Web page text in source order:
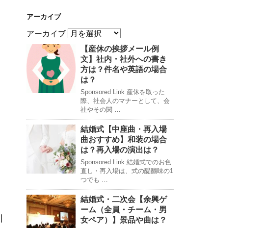
アーカイブ
アーカイブ
【産休の挨拶メール例
文】社内・社外への書き
方は？件名や英語の場合
は？
Sponsored Link 産休を取った
際、社会人のマナーとして、会
社やその関 …
結婚式【中座曲・再入場
曲おすすめ】和装の場合
は？再入場の演出は？
Sponsored Link 結婚式でのお色
直し・再入場は、式の醍醐味の1
つでも …
結婚式・二次会【余興ゲ
ーム（全員・チーム・男
女ペア）】景品や曲は？